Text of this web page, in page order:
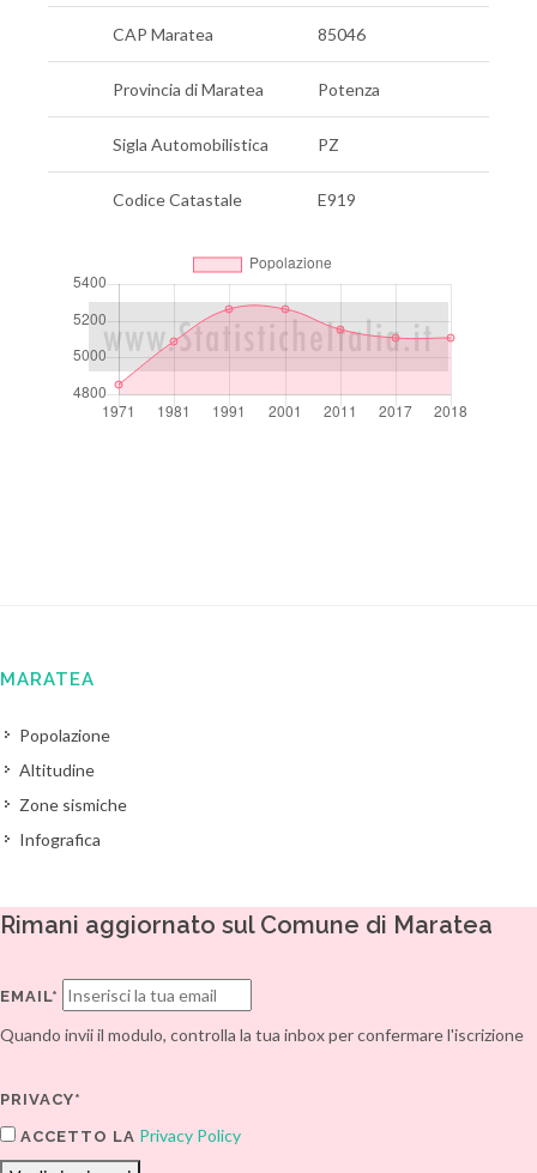
CAP Maratea 85046
Provincia di Maratea Potenza
Sigla Automobilistica PZ
Codice Catastale E919
MARATEA
Popolazione
Altitudine
Zone sismiche
Infografica
Rimani aggiornato sul Comune di Maratea
EMAIL*
Quando invii il modulo, controlla la tua inbox per confermare l'iscrizione
PRIVACY*
ACCETTO LA Privacy Policy